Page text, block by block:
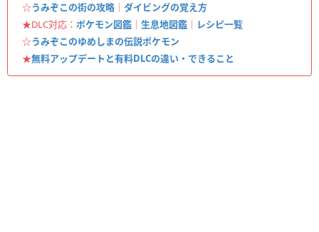
☆うみぞこの街の攻略 ｜ ダイビングの覚え方
★DLC対応： ポケモン図鑑 ｜ 生息地図鑑 ｜ レシピ一覧
☆うみぞこのゆめしまの伝説ポケモン
★無料アップデートと有料DLCの違い・できること